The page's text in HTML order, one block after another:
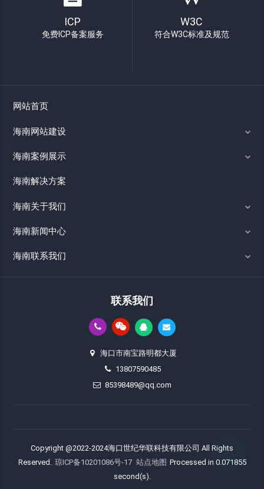
ICP
免费ICP备案服务
W3C
符合W3C标准及规范
网站首页
海南网站建设
海南案例展示
海南解决方案
海南关于我们
海南新闻中心
海南联系我们
联系我们
海口市南宝路明都大厦
13807590485
85398489@qq.com
Copyright @2022-2024海口世纪华联科技有限公司 All Rights
Reserved.
琼ICP备10201086号-17 站点地图 Processed in 0.071855
second(s).